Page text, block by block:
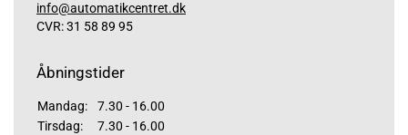
info@automatikcentret.dk
CVR: 31 58 89 95
Åbningstider
Mandag:
7.30 - 16.00
Tirsdag:
7.30 - 16.00